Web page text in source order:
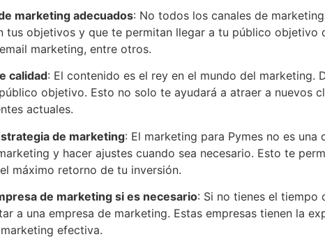
marketing adecuados: No todos los canales de
tus objetivos y que te permitan llegar a tu público
marketing, entre otros.
calidad: El contenido es el rey en el mundo del marketing.
objetivo. Esto no solo te ayudará a atraer a nuevos
actuales.
de marketing: El marketing para Pymes no es
y hacer ajustes cuando sea necesario. Esto te
máximo retorno de tu inversión.
de marketing si es necesario: Si no tienes el tiempo
a una empresa de marketing. Estas empresas tienen la
efectiva.